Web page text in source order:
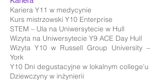
Kariera Y11 w medycynie
Kurs mistrzowski Y10 Enterprise
STEM – Ula na Uniwersytecie w Hull
Wizyta na Uniwersytecie Y9 ACE Day Hull
Wizyta Y10 w Russell Group University –
York
Y10 Dni degustacyjne w lokalnym college'u
Dziewczyny w inżynierii